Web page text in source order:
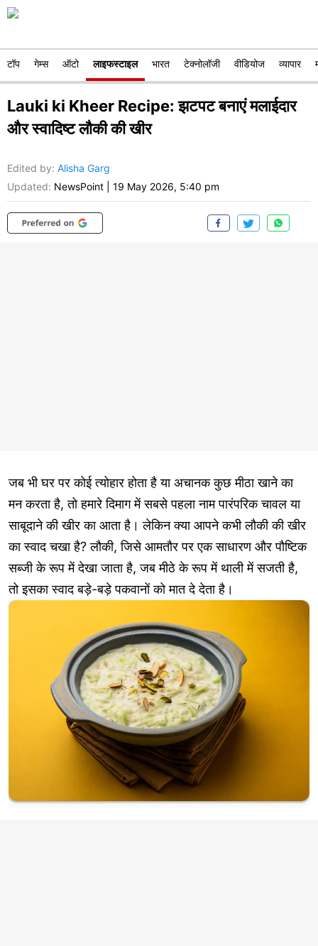
टॉप गेम्स ऑटो लाइफस्टाइल भारत टेक्नोलॉजी वीडियोज व्यापार
Lauki ki Kheer Recipe: झटपट बनाएं मलाईदार
और स्वादिष्ट लौकी की खीर
Edited by: Alisha Garg
Updated: NewsPoint 19 May 2026, 5:40 pm
जब भी घर पर कोई त्योहार होता है या अचानक कुछ मीठा खाने का
मन करता है, तो हमारे दिमाग में सबसे पहला नाम पारंपरिक चावल या
साबूदाने की खीर का आता है। लेकिन क्या आपने कभी लौकी की खीर
का स्वाद चखा है? लौकी, जिसे आमतौर पर एक साधारण और पौष्टिक
सब्जी के रूप में देखा जाता है, जब मीठे के रूप में थाली में सजती है,
तो इसका स्वाद बड़े-बड़े पकवानों को मात दे देता है।